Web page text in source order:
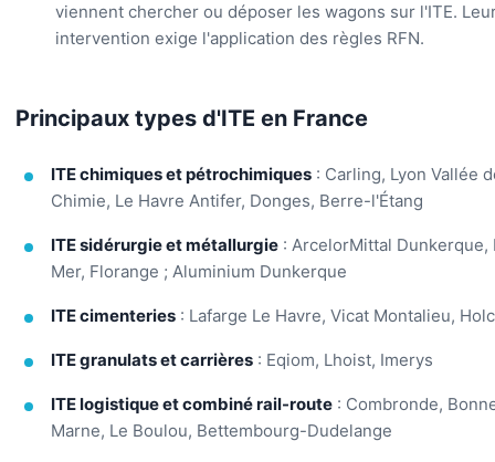
viennent chercher ou déposer les wagons sur l'ITE.
intervention exige l'application des règles RFN.
Principaux types d'ITE en France
ITE chimiques et pétrochimiques : Carling, Lyon Vallée
Chimie, Le Havre Antifer, Donges, Berre-l'Étang
ITE sidérurgie et métallurgie : ArcelorMittal Dunkerque,
Mer, Florange ; Aluminium Dunkerque
ITE cimenteries : Lafarge Le Havre, Vicat Montalieu,
ITE granulats et carrières : Eqiom, Lhoist, Imerys
ITE logistique et combiné rail-route : Combronde,
Marne, Le Boulou, Bettembourg-Dudelange